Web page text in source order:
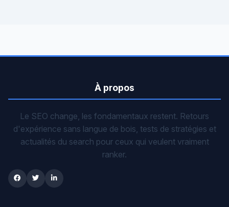
À propos
Le SEO change, les fondamentaux restent. Retours
d'expérience sans langue de bois, tests de stratégies et
actualités du search pour ceux qui veulent vraiment
ranker.